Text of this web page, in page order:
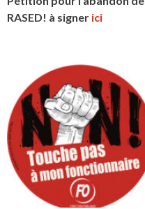
RASED! à signer ici